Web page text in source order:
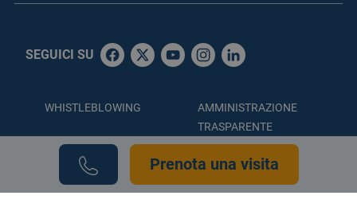
SEGUICI SU
WHISTLEBLOWING
AMMINISTRAZIONE
TRASPARENTE
ACCESSIBILITÀ
COOKIE POLICY
Prenota una visita